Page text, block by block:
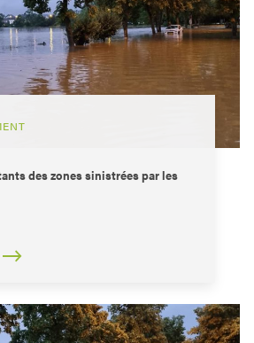
des zones sinistrées par les